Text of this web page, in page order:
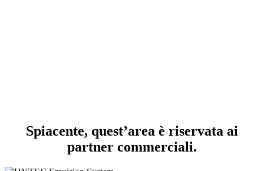
Spiacente, quest’area è riservata ai
partner commerciali.